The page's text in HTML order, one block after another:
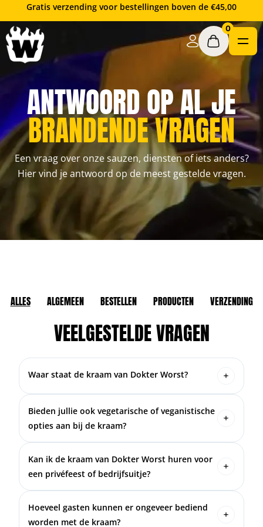
naar
de
inhoud
Gratis verzending voor bestellingen boven de €45,00
0
ANTWOORD OP AL JE
BRANDENDE VRAGEN
Een vraag over onze sauzen, diensten of iets anders?
Hier vind je antwoord op de meest gestelde vragen.
ALLES ALGEMEEN BESTELLEN PRODUCTEN VERZENDING
VEELGESTELDE VRAGEN
Waar staat de kraam van Dokter Worst?
De kraam van Dokter Worst bevindt zich aan de
Oude Vest in Breda. Voor de meest actuele
informatie over de openingstijden is het raadzaam
de officiële Facebook en Instagram pagina van
Bieden jullie ook vegetarische of veganistische
opties aan bij de kraam?
Jazeker! Dokter Worst biedt ook vegetarische en
veganistische opties aan bij de kraam. Voor meer
informatie over het actuele aanbod kun je het
beste even langskomen of de sociale media van
Kan ik de kraam van Dokter Worst huren voor
een privéfeest of bedrijfsuitje?
Jazeker! De kraam van Dokter Worst is te huur
voor privéfeesten, bedrijfsuitjes en andere
evenementen. Het team zorgt voor een unieke
Hoeveel gasten kunnen er ongeveer bediend
worden met de kraam?